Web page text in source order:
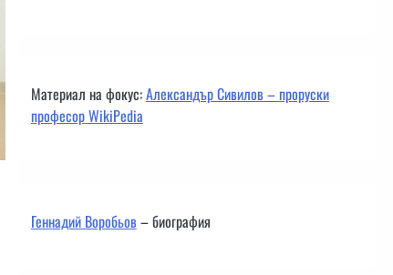
Материал на фокус:Александър Сивилов – проруски
професор WikiPedia
Геннадий Воробьов– биография